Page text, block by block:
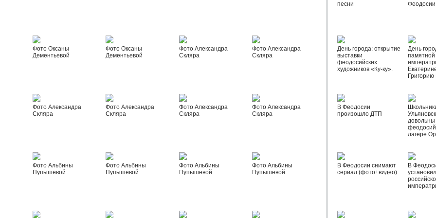
Фото Оксаны
Дементьевой
Фото Оксаны
Дементьевой
Фото Александра
Скляра
Фото Александра
Скляра
Фото Александра
Скляра
Фото Александра
Скляра
Фото Александра
Скляра
Фото Александра
Скляра
Фото Альбины
Пупышевой
Фото Альбины
Пупышевой
Фото Альбины
Пупышевой
Фото Альбины
Пупышевой
песни
Феодосии
День города: открытие
выставки
феодосийских
художников «Ку-ку».
День
памятной
В Феодосии
произошло ДТП
лагере
В Феодосии снимают
сериал (фото+видео)
В